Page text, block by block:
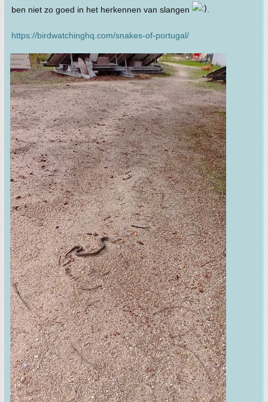
ben niet zo goed in het herkennen van slangen
https://birdwatchinghq.com/snakes-of-portugal/